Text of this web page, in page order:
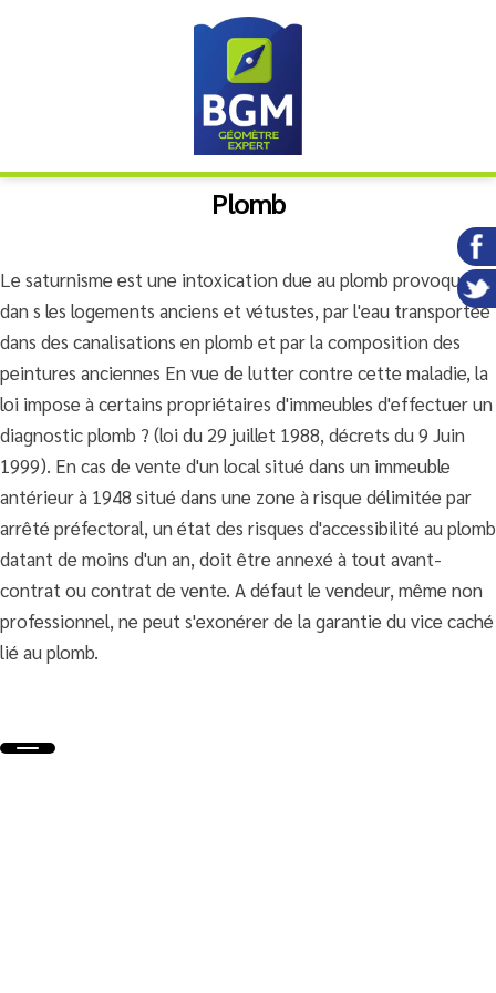
Plomb
Le saturnisme est une intoxication due au plomb provoquée,
dan s les logements anciens et vétustes, par l'eau transportée
dans des canalisations en plomb et par la composition des
peintures anciennes En vue de lutter contre cette maladie, la
loi impose à certains propriétaires d'immeubles d'effectuer un
diagnostic plomb ? (loi du 29 juillet 1988, décrets du 9 Juin
1999). En cas de vente d'un local situé dans un immeuble
antérieur à 1948 situé dans une zone à risque délimitée par
arrêté préfectoral, un état des risques d'accessibilité au plomb
datant de moins d'un an, doit être annexé à tout avant-
contrat ou contrat de vente. A défaut le vendeur, même non
professionnel, ne peut s'exonérer de la garantie du vice caché
lié au plomb.